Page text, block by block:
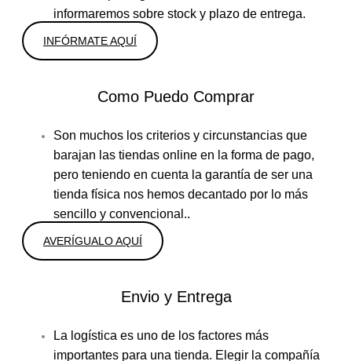
informaremos sobre stock y plazo de entrega.
INFÓRMATE AQUÍ
Como Puedo Comprar
Son muchos los criterios y circunstancias que
barajan las tiendas online en la forma de pago,
pero teniendo en cuenta la garantía de ser una
tienda física nos hemos decantado por lo más
sencillo y convencional..
AVERÍGUALO AQUÍ
Envio y Entrega
La logística es uno de los factores más
importantes para una tienda. Elegir la compañía